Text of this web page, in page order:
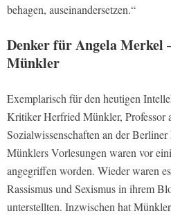
behagen, auseinandersetzen.“
Denker für Angela Merkel
Münkler
Exemplarisch für den heutigen
Kritiker Herfried Münkler, Professor
Sozialwissenschaften an der
Münklers Vorlesungen waren vor
angegriffen worden. Wieder waren
Rassismus und Sexismus in ihrem
unterstellten. Inzwischen hat